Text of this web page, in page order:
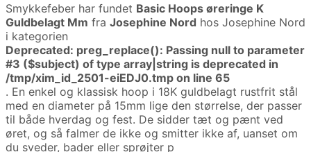
Smykkefeber har fundet Basic Hoops øreringe K
Guldbelagt Mm fra Josephine Nord hos Josephine Nord
i kategorien
Deprecated: preg_replace(): Passing null to parameter
#3 ($subject) of type array|string is deprecated in
/tmp/xim_id_2501-eiEDJ0.tmp on line 65
. En enkel og klassisk hoop i 18K guldbelagt rustfrit stål
med en diameter på 15mm lige den størrelse, der passer
til både hverdag og fest. De sidder tæt og pænt ved
øret, og så falmer de ikke og smitter ikke af, uanset om
du sveder, bader eller sprøjter p